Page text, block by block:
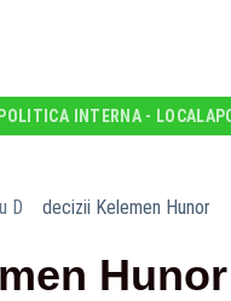
POLITICA INTERNA - LOCALA
D decizii Kelemen Hunor
Hunor